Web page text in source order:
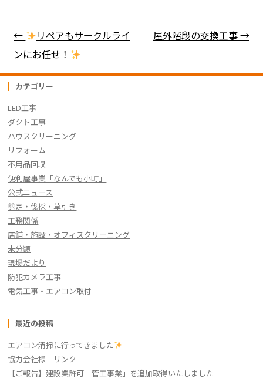
投稿ナビゲーション
←
リペアもサークルライ
ンにお任せ！
屋外階段の交換工事→
カテゴリー
LED工事
ダクト工事
ハウスクリーニング
リフォーム
不用品回収
便利屋事業「なんでも小町」
公式ニュース
剪定・伐採・草引き
工務関係
店舗・施設・オフィスクリーニング
未分類
現場だより
防犯カメラ工事
電気工事・エアコン取付
最近の投稿
エアコン清掃に行ってきました
協力会社様 リンク
【ご報告】建設業許可「管工事業」を追加取得いたしました